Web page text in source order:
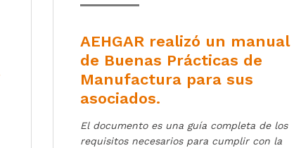
AEHGAR realizó un manual
de Buenas Prácticas de
Manufactura para sus
asociados.
El documento es una guía completa de los
requisitos necesarios para cumplir con la